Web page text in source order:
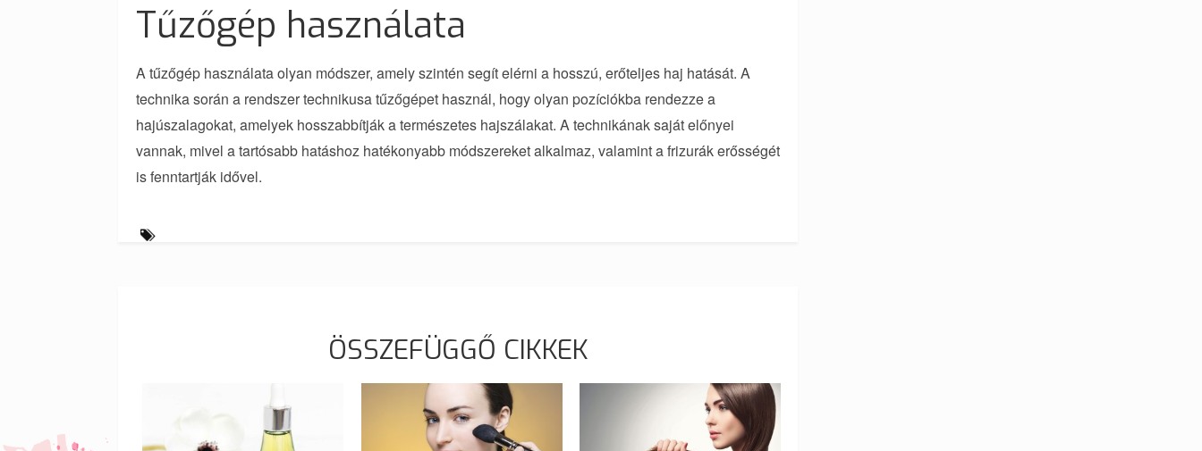
Tűzőgép használata
A tűzőgép használata olyan módszer, amely szintén segít elérni a hosszú, erőteljes haj hatását. A
technika során a rendszer technikusa tűzőgépet használ, hogy olyan pozíciókba rendezze a
hajúszalagokat, amelyek hosszabbítják a természetes hajszálakat. A technikának saját előnyei
vannak, mivel a tartósabb hatáshoz hatékonyabb módszereket alkalmaz, valamint a frizurák erősségét
is fenntartják idővel.
ÖSSZEFÜGGŐ CIKKEK